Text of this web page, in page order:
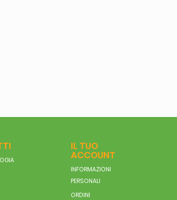
IL TUO
ACCOUNT
INFORMAZIONI
PERSONALI
ORDINI